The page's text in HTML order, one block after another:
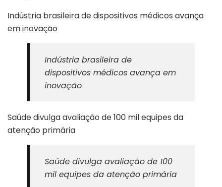
Indústria brasileira de dispositivos médicos avança
em inovação
Indústria brasileira de
dispositivos médicos avança em
inovação
Saúde divulga avaliação de 100 mil equipes da
atenção primária
Saúde divulga avaliação de 100
mil equipes da atenção primária